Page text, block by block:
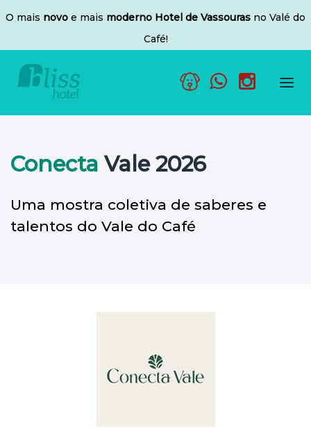
O mais novo e mais moderno Hotel de Vassouras no Valé do
Café!
Conecta Vale 2026
Uma mostra coletiva de saberes e
talentos do Vale do Café